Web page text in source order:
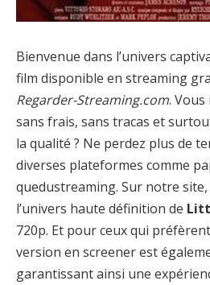
Bienvenue dans l’univers
film disponible en streaming
Regarder-Streaming.com. Vous
sans frais, sans tracas et
la qualité ? Ne perdez plus de
diverses plateformes comme
quedustreaming. Sur notre
l’univers haute définition de
720p. Et pour ceux qui
version en screener est
garantissant ainsi une